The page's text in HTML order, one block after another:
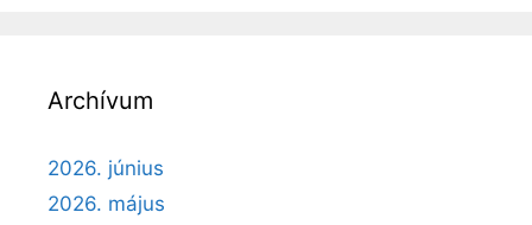
Archívum
2026. június
2026. május